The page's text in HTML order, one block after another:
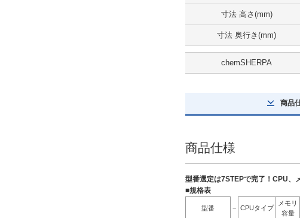
寸法 高さ(mm)
寸法 奥行き(mm)
chemSHERPA
商品
商品仕様
型番選定は7STEPで完了！CPU、
■規格表
型番 − CPUタイプ
メモリ
容量